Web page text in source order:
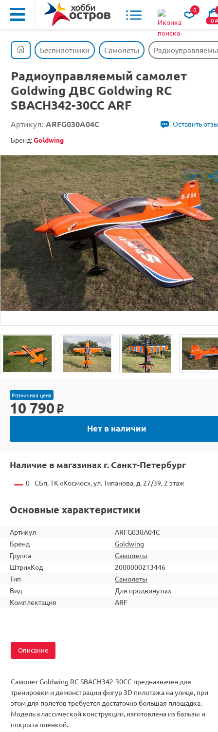
0
0o
Беспилотники Самолеты
Радиоуправляемый самолет
Goldwing ДВС Goldwing RC
SBACH342-30CC ARF
Артикул: ARFG030A04C
Оставить
Бренд:Goldwing
Розничная цена
10 790 o
Нет в наличии
Наличие в магазинах г. Санкт-Петербург
0 СБп, ТК «Космос», ул. Типанова, д. 27/39, 2 этаж
Основные характеристики
Артикул
ARFG030A04C
Бренд
Goldwing
Группа
Самолеты
ШтрихКод
2000000213446
Тип
Самолеты
Вид
Для продвинутых
Комплектация
ARF
Описание
Самолет Goldwing RC SBACH342-30CC предназначен для
тренировки и демонстрации фигур 3D пилотажа на улице, при
этом для полетов требуется достаточно большая площадка.
Модель классической конструкции, изготовлена из бальзы и
покрыта пленкой.